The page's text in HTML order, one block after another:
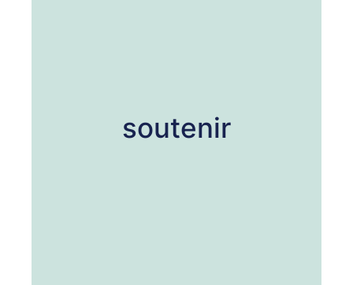
soutenir